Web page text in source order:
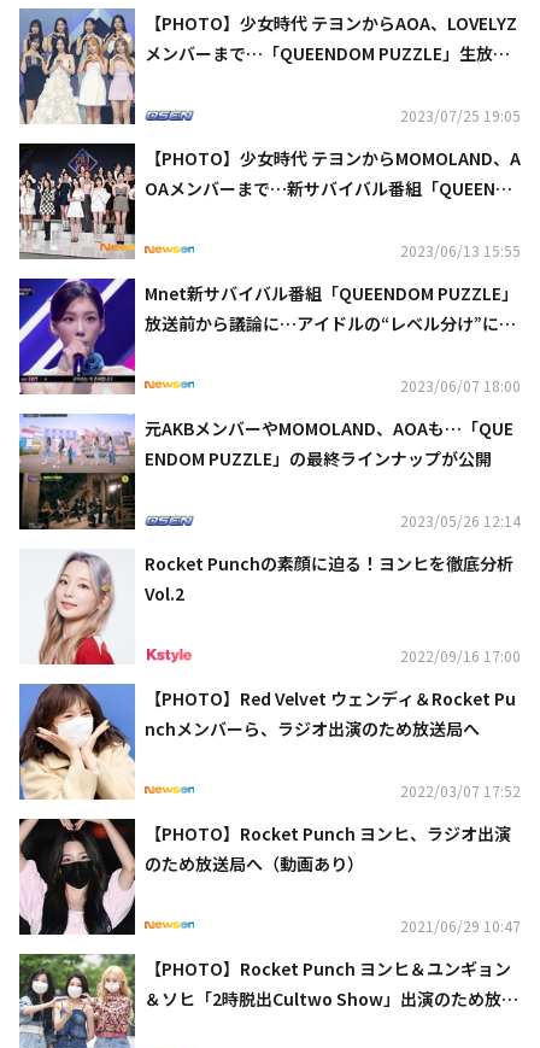
【PHOTO】少女時代 テヨンからAOA、LOVELYZ
メンバーまで…「QUEENDOM PUZZLE」生放送
2023/07/25 19:05
【PHOTO】少女時代 テヨンからMOMOLAND、A
OAメンバーまで…新サバイバル番組「QUEENDO
2023/06/13 15:55
Mnet新サバイバル番組「QUEENDOM PUZZLE」
放送前から議論に…アイドルの“レベル分け”に批
2023/06/07 18:00
元AKBメンバーやMOMOLAND、AOAも…「QUE
ENDOM PUZZLE」の最終ラインナップが公開
2023/05/26 12:14
Rocket Punchの素顔に迫る！ヨンヒを徹底分析
Vol.2
2022/09/16 17:00
【PHOTO】Red Velvet ウェンディ＆Rocket Pu
nchメンバーら、ラジオ出演のため放送局へ
2022/03/07 17:52
【PHOTO】Rocket Punch ヨンヒ、ラジオ出演
のため放送局へ（動画あり）
2021/06/29 10:47
【PHOTO】Rocket Punch ヨンヒ＆ユンギョン
＆ソヒ「2時脱出Cultwo Show」出演のため放送